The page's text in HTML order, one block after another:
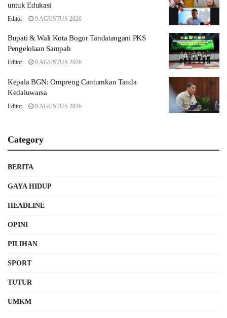
untuk Edukasi
Editor 9 AGUSTUS 2026
Bupati & Wali Kota Bogor Tandatangani PKS
Pengelolaan Sampah
Editor 9 AGUSTUS 2026
Kepala BGN: Ompreng Cantumkan Tanda
Kedaluwarsa
Editor 9 AGUSTUS 2026
Category
BERITA
GAYA HIDUP
HEADLINE
OPINI
PILIHAN
SPORT
TUTUR
UMKM